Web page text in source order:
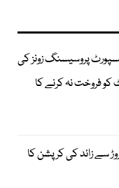
پروسیسنگ زونز کی
فروخت نہ کرنے کا
میں ایک ارب 6 کروڑ سے زائد کی کرپشن کا